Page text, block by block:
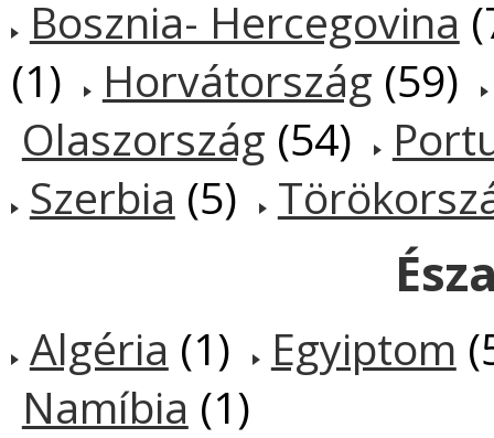
Bosznia- Hercegovina
(1)
Horvátország (59)
Olaszország (54)
Szerbia (5)
Algéria (1) Egyiptom
Namíbia (1)